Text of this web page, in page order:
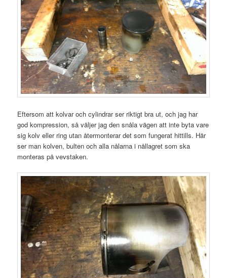
Eftersom att kolvar och cylindrar ser riktigt bra ut, och jag har
god kompression, så väljer jag den snåla vägen att inte byta vare
sig kolv eller ring utan återmonterar det som fungerat hittills. Här
ser man kolven, bulten och alla nålarna i nållagret som ska
monteras på vevstaken.